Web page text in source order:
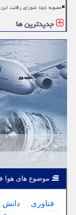
مصوبه ۸۵۶ شورای رقابت این جاده یک طرفه است
جدیدترین ها
موضوع های هوا
فناوری دانش